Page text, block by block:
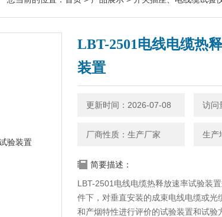
LBT-2501电线电缆热
装置
更新时间：2026-07-08 访问
厂商性质：生产厂家 生产
简要描述：
LBT-2501电线电缆热释放速率试验装
件下，对垂直安装的成束电线电缆或光
和产烟特性进行评价的试验装置和试验